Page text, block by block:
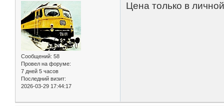
Сообщений: 58
Провел на форуме:
7 дней 5 часов
Последний визит:
2026-03-29 17:44:17
Цена только в